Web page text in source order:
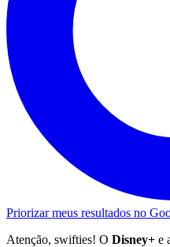
Priorizar meus resultados no
Atenção, swifties! O Disney+ e